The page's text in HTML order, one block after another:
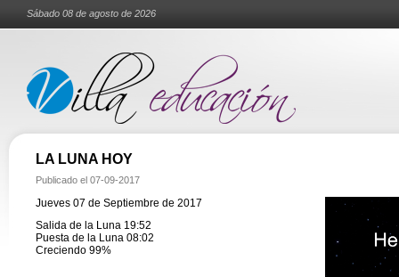
Sábado 08 de agosto de 2026
LA LUNA HOY
Publicado el 07-09-2017
Jueves 07 de Septiembre de 2017
Salida de la Luna 19:52
Puesta de la Luna 08:02
Creciendo 99%